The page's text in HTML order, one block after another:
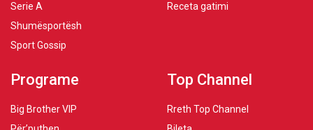
Serie A
Shumësportësh
Sport Gossip
Receta gatimi
Programe
Big Brother VIP
Top Channel
Rreth Top Channel